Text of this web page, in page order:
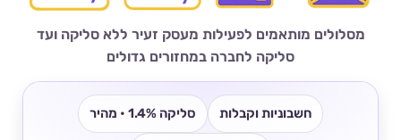
מסלולים מותאמים לפעילות מעסק זעיר ללא סליקה ועד
סליקה לחברה במחזורים גדולים
חשבוניות וקבלות סליקה 1.4% • מהיר